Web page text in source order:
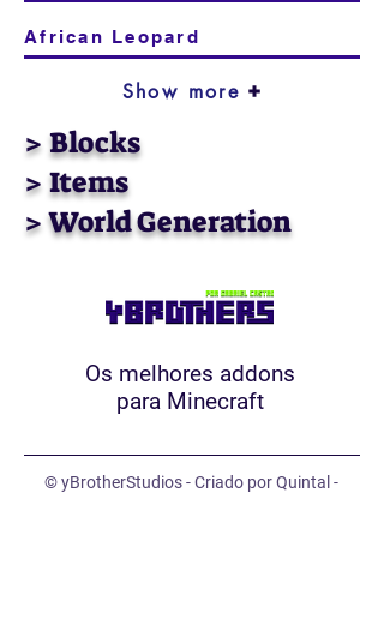
African Leopard
Show more
> Blocks
> Items
> World Generation
Os melhores addons
para Minecraft
© yBrotherStudios - Criado por Quintal -